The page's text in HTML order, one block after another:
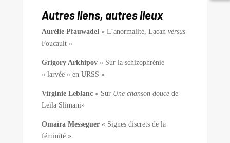
Autres liens, autres lieux
Aurélie Pfauwadel« L’anormalité, Lacan versus
Foucault »
Grigory Arkhipov« Sur la schizophrénie
« larvée » en URSS »
Virginie Leblanc« Sur Une chanson doucede
Leïla Slimani»
Omaïra Messeguer« Signes discrets de la
féminité »